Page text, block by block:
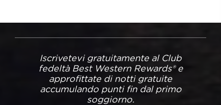
Iscrivetevi gratuitamente al Club
fedeltà Best Western Rewards® e
approfittate di notti gratuite
accumulando punti fin dal primo
soggiorno.